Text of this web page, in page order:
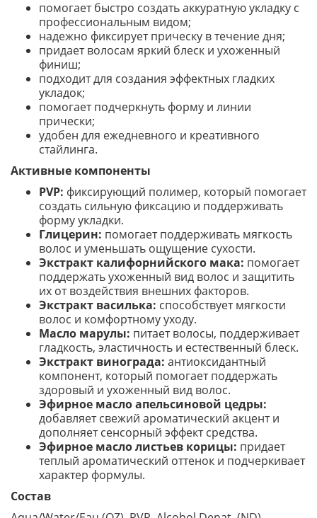
помогает быстро создать аккуратную укладку с
профессиональным видом;
надежно фиксирует прическу в течение дня;
придает волосам яркий блеск и ухоженный
финиш;
подходит для создания эффектных гладких
укладок;
помогает подчеркнуть форму и линии
прически;
удобен для ежедневного и креативного
стайлинга.
Активные компоненты
PVP: фиксирующий полимер, который помогает
создать сильную фиксацию и поддерживать
форму укладки.
Глицерин: помогает поддерживать мягкость
волос и уменьшать ощущение сухости.
Экстракт калифорнийского мака: помогает
поддержать ухоженный вид волос и защитить
их от воздействия внешних факторов.
Экстракт василька: способствует мягкости
волос и комфортному уходу.
Масло марулы: питает волосы, поддерживает
гладкость, эластичность и естественный блеск.
Экстракт винограда: антиоксидантный
компонент, который помогает поддержать
здоровый и ухоженный вид волос.
Эфирное масло апельсиновой цедры:
добавляет свежий ароматический акцент и
дополняет сенсорный эффект средства.
Эфирное масло листьев корицы: придает
теплый ароматический оттенок и подчеркивает
характер формулы.
Состав